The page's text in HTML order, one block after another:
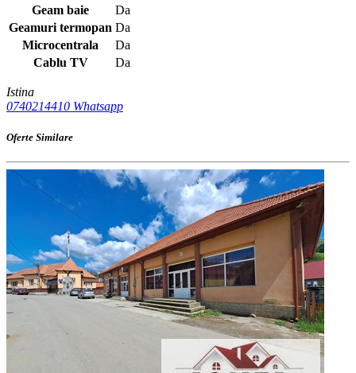
Geam baie
Da
Geamuri termopan Da
Microcentrala
Da
Cablu TV
Da
Istina
0740214410 Whatsapp
Oferte Similare